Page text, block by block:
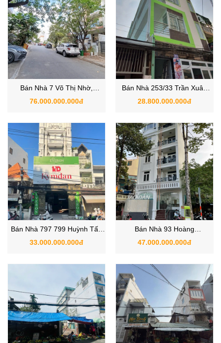
Bán Nhà 7 Võ Thị Nhờ,
phường Tân Thuận Đông,
76.000.000.000đ
Bán Nhà 253/33 Trần Xuân
Soạn, Phường Tân Kiểng,
28.800.000.000đ
Bán Nhà 797 799 Huỳnh Tấn
Phát, Phường Phú Thuận,
33.000.000.000đ
Bán Nhà 93 Hoàng
Sa, Phường Đa Kao, Quận 1
47.000.000.000đ